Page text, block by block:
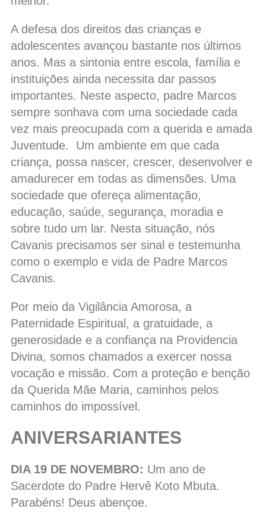
A defesa dos direitos das crianças e
adolescentes avançou bastante nos últimos
anos. Mas a sintonia entre escola, família e
instituições ainda necessita dar passos
importantes. Neste aspecto, padre Marcos
sempre sonhava com uma sociedade cada
vez mais preocupada com a querida e amada
Juventude. Um ambiente em que cada
criança, possa nascer, crescer, desenvolver e
amadurecer em todas as dimensões. Uma
sociedade que ofereça alimentação,
educação, saúde, segurança, moradia e
sobre tudo um lar. Nesta situação, nós
Cavanis precisamos ser sinal e testemunha
como o exemplo e vida de Padre Marcos
Cavanis.
Por meio da Vigilância Amorosa, a
Paternidade Espiritual, a gratuidade, a
generosidade e a confiança na Providencia
Divina, somos chamados a exercer nossa
vocação e missão. Com a proteção e benção
da Querida Mãe Maria, caminhos pelos
caminhos do impossível.
ANIVERSARIANTES
DIA 19 DE NOVEMBRO: Um ano de
Sacerdote do Padre Hervê Koto Mbuta.
Parabéns! Deus abençoe.